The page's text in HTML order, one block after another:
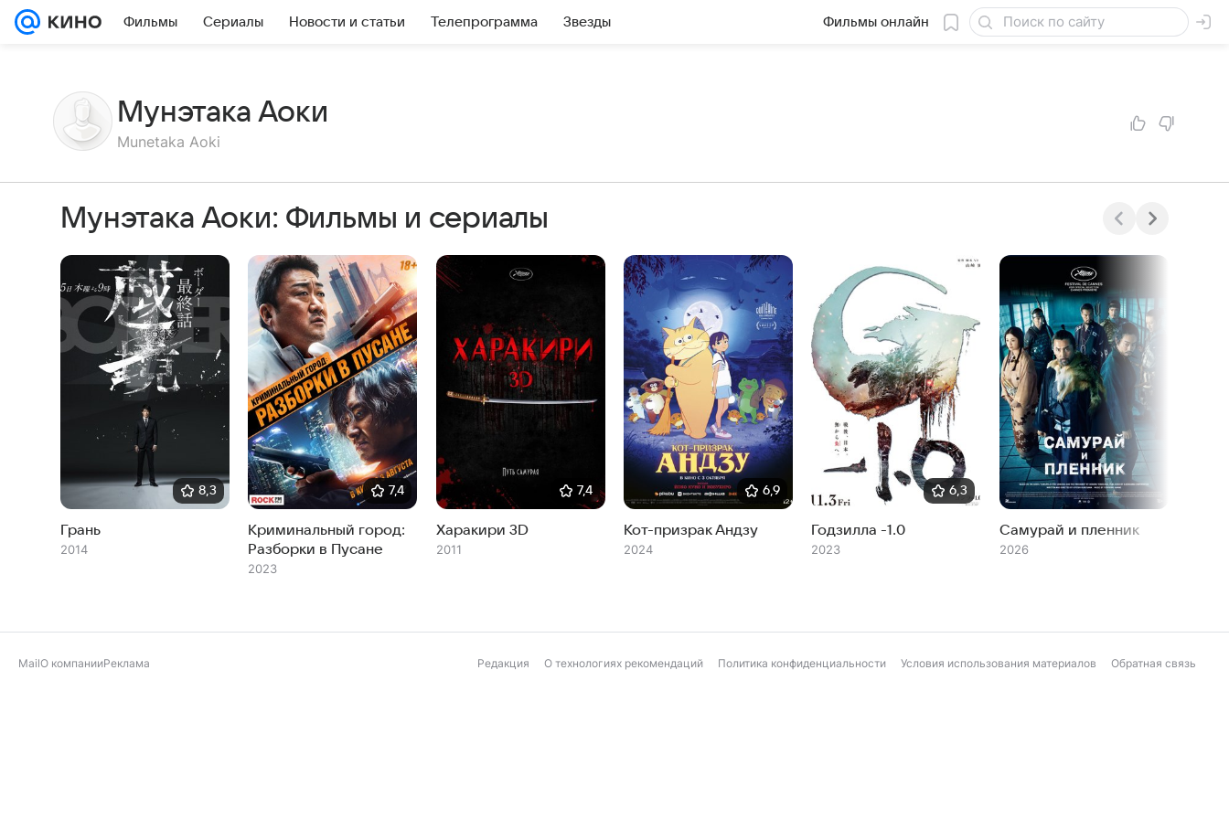
Фильмы Сериалы Новости и статьи Телепрограмма Звезды Фильмы онлайн
Мунэтака Аоки
Munetaka Aoki
Мунэтака Аоки: Фильмы и сериалы
8,3
Грань
2014
7,4
Криминальный город:
Разборки в Пусане
2023
7,4
Харакири 3D
2011
6,9
Кот-призрак Андзу
2024
6,3
Годзилла -1.0
2023
Самурай и пленник
2026
MailО компанииРеклама Редакция О технологиях рекомендаций Политика конфиденциальности Условия использования материалов Обратная связь